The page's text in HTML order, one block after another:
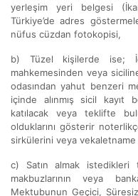
yerleşim yeri belgesi
Türkiye’de adres
nüfus cüzdan fotokopisi,
b) Tüzel kişilerde ise;
mahkemesinden veya
odasından yahut benzeri
içinde alınmış sicil kayıt
katılacak veya teklifte
olduklarını gösterir
sirkülerini veya vekaletname
c) Satın almak istedikleri
makbuzlarının veya
Mektubunun Geçici,